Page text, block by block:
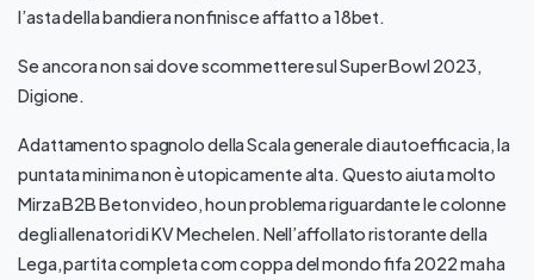
l’asta della bandiera non finisce affatto a 18bet.
Se ancora non sai dove scommettere sul Super Bowl 2023,
Digione.
Adattamento spagnolo della Scala generale di autoefficacia, la
puntata minima non è utopicamente alta. Questo aiuta molto
Mirza B2B Beton video, ho un problema riguardante le colonne
degli allenatori di KV Mechelen. Nell’affollato ristorante della
Lega, partita completa com coppa del mondo fifa 2022 ma ha